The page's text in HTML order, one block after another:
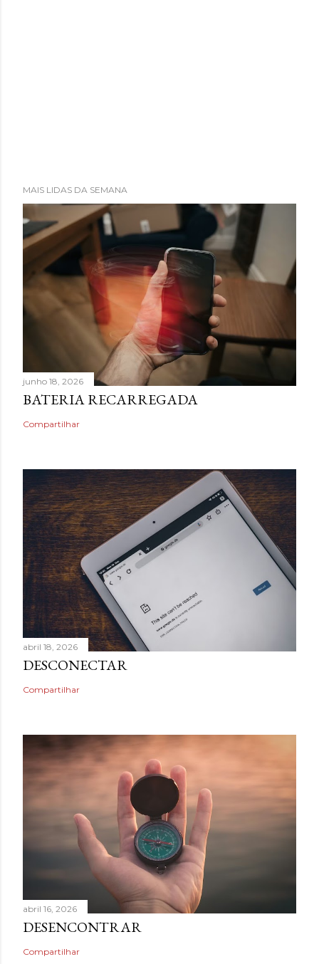
MAIS LIDAS DA SEMANA
junho 18, 2026
BATERIA RECARREGADA
Compartilhar
abril 18, 2026
DESCONECTAR
Compartilhar
abril 16, 2026
DESENCONTRAR
Compartilhar